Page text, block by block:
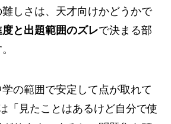
しさは、天才向けかどうかで
と出題範囲のズレで決まる部
の範囲で安定して点が取れて
「見たことはあるけど自分で使